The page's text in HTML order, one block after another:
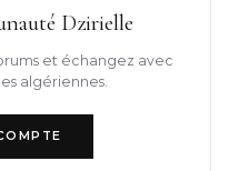
Dzirielle
et échangez avec
algériennes.